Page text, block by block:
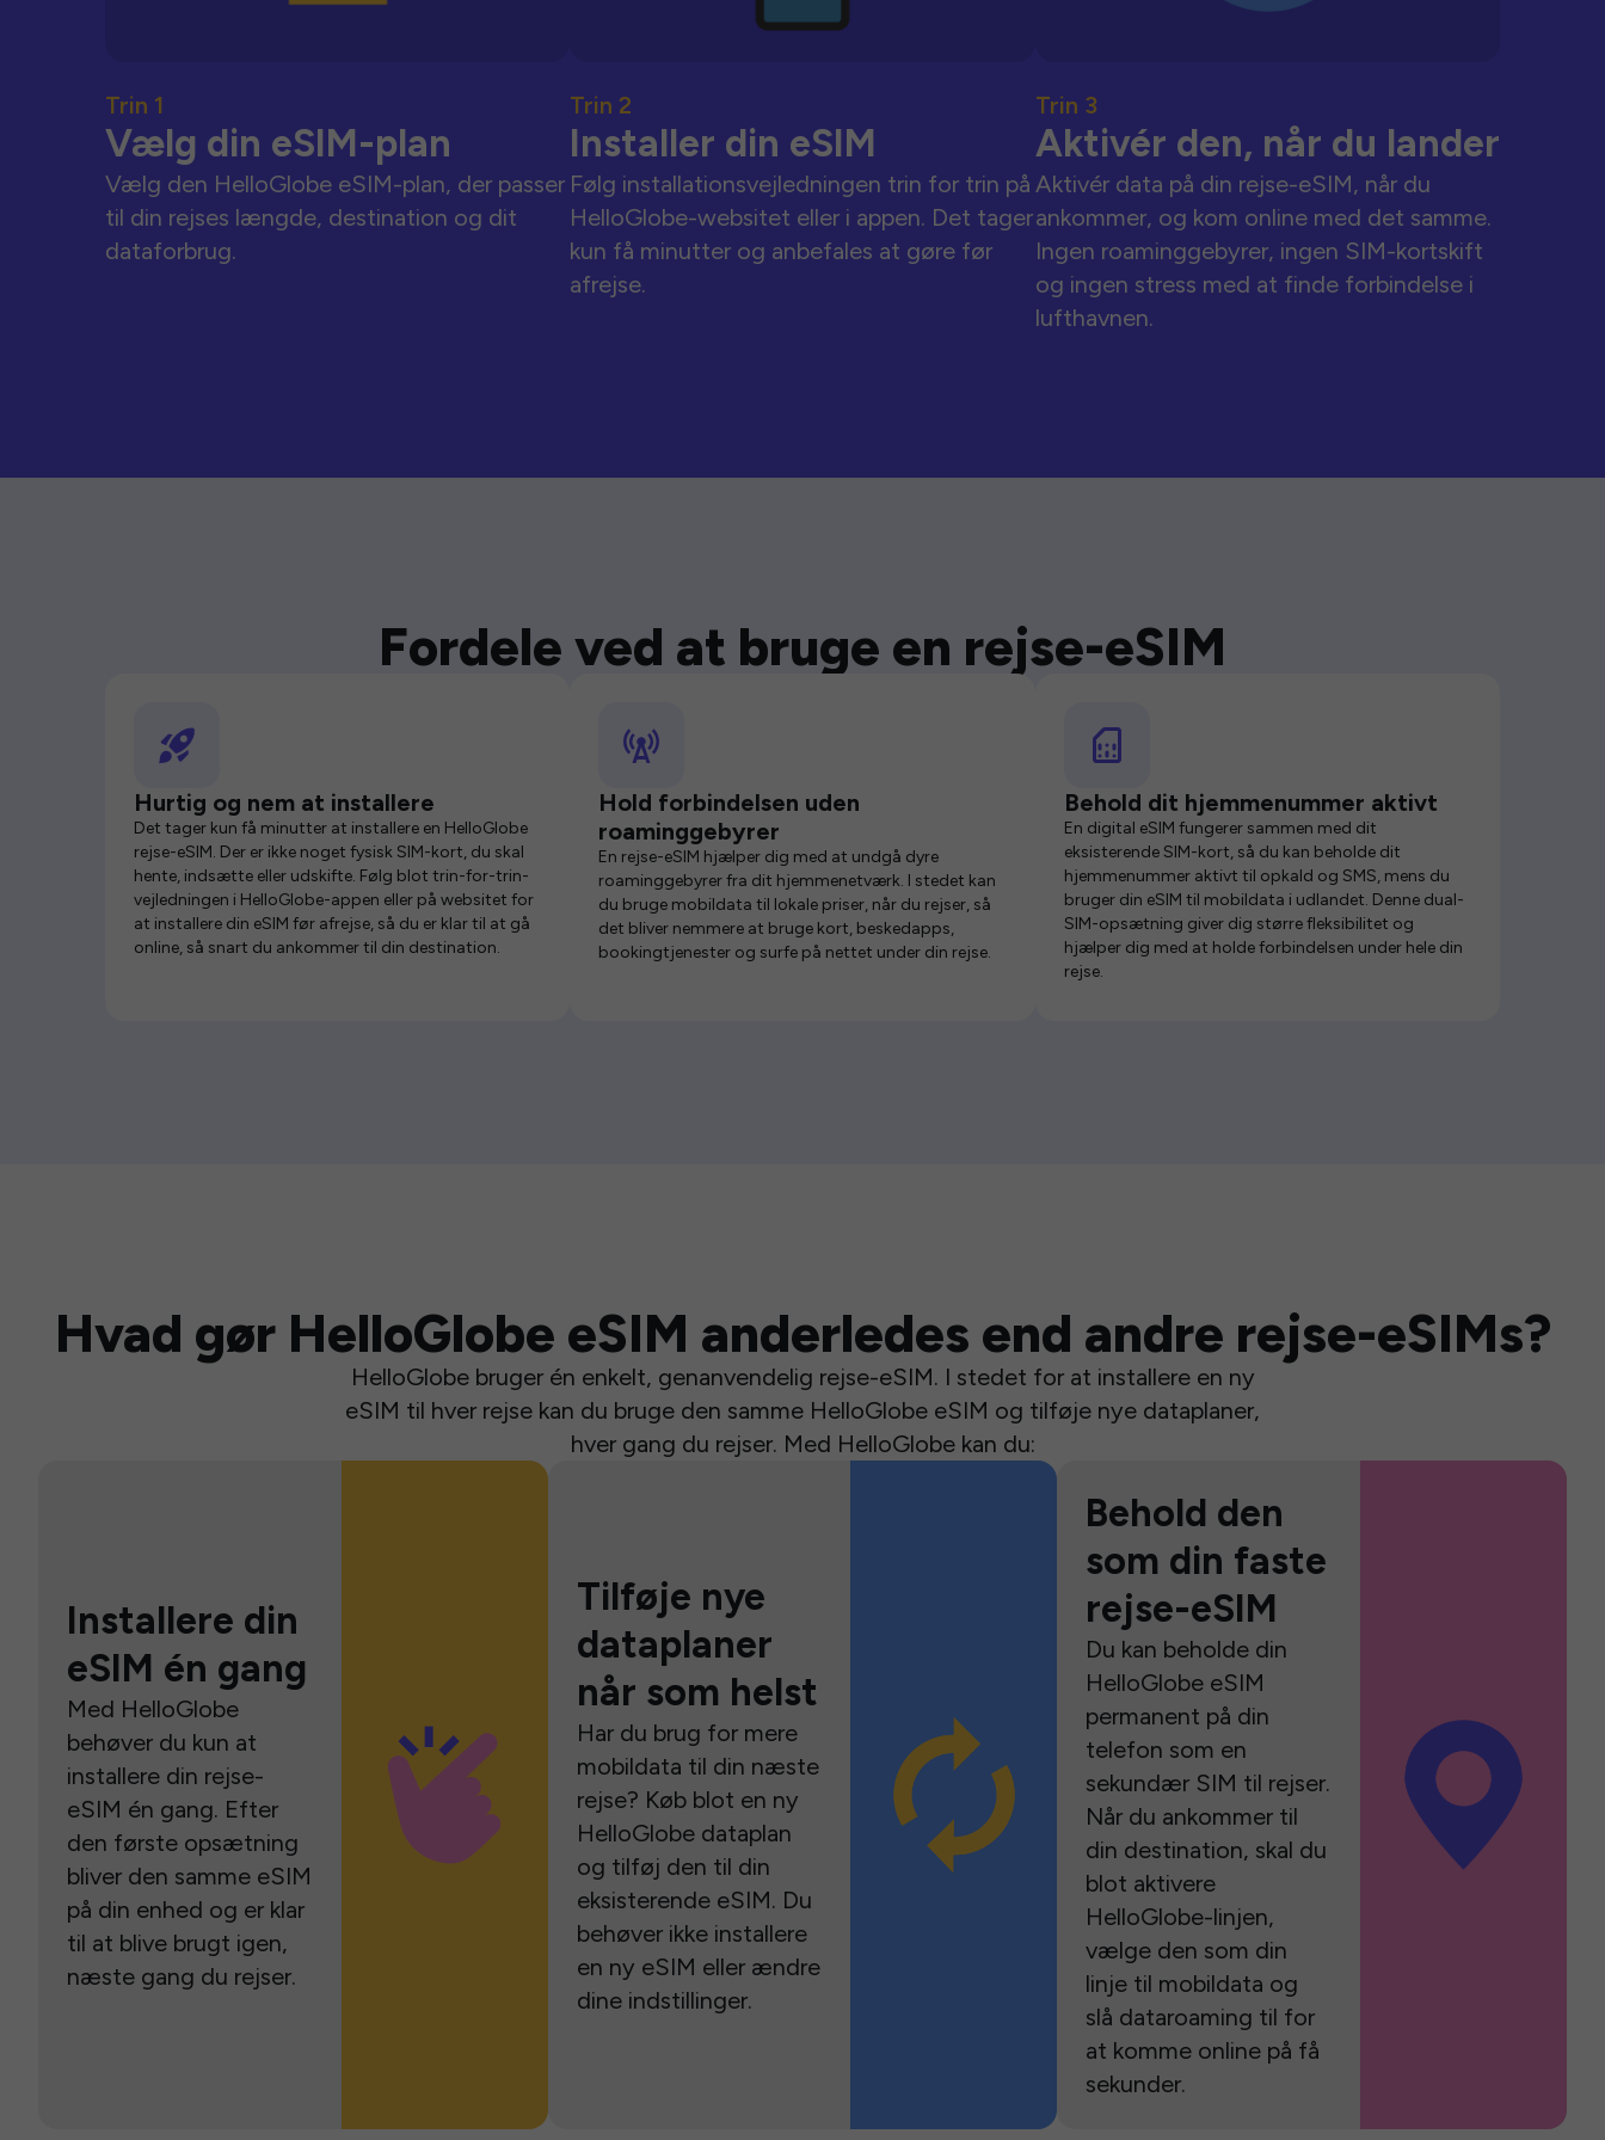
Trin 1
Vælg din eSIM-plan
Vælg den HelloGlobe eSIM-plan, der passer
til din rejses længde, destination og dit
dataforbrug.
Trin 2
Installer din eSIM
Følg installationsvejledningen trin for trin på
HelloGlobe-websitet eller i appen. Det tager
kun få minutter og anbefales at gøre før
afrejse.
Trin 3
Aktivér den, når du lander
Aktivér data på din rejse-eSIM, når du
ankommer, og kom online med det samme.
Ingen roaminggebyrer, ingen SIM-kortskift
og ingen stress med at finde forbindelse i
lufthavnen.
Fordele ved at bruge en rejse-eSIM
Hurtig og nem at installere
Det tager kun få minutter at installere en HelloGlobe
rejse-eSIM. Der er ikke noget fysisk SIM-kort, du skal
hente, indsætte eller udskifte. Følg blot trin-for-trin-
vejledningen i HelloGlobe-appen eller på websitet for
at installere din eSIM før afrejse, så du er klar til at gå
online, så snart du ankommer til din destination.
Hold forbindelsen uden
roaminggebyrer
En rejse-eSIM hjælper dig med at undgå dyre
roaminggebyrer fra dit hjemmenetværk. I stedet kan
du bruge mobildata til lokale priser, når du rejser, så
det bliver nemmere at bruge kort, beskedapps,
bookingtjenester og surfe på nettet under din rejse.
Behold dit hjemmenummer aktivt
En digital eSIM fungerer sammen med dit
eksisterende SIM-kort, så du kan beholde dit
hjemmenummer aktivt til opkald og SMS, mens du
bruger din eSIM til mobildata i udlandet. Denne dual-
SIM-opsætning giver dig større fleksibilitet og
hjælper dig med at holde forbindelsen under hele din
rejse.
Hvad gør HelloGlobe eSIM anderledes end andre rejse-eSIMs?
HelloGlobe bruger én enkelt, genanvendelig rejse-eSIM. I stedet for at installere en ny
eSIM til hver rejse kan du bruge den samme HelloGlobe eSIM og tilføje nye dataplaner,
hver gang du rejser. Med HelloGlobe kan du:
Installere din
eSIM én gang
Med HelloGlobe
behøver du kun at
installere din rejse-
eSIM én gang. Efter
den første opsætning
bliver den samme eSIM
på din enhed og er klar
til at blive brugt igen,
næste gang du rejser.
Tilføje nye
dataplaner
når som helst
Har du brug for mere
mobildata til din næste
rejse? Køb blot en ny
HelloGlobe dataplan
og tilføj den til din
eksisterende eSIM. Du
behøver ikke installere
en ny eSIM eller ændre
dine indstillinger.
Behold den
som din faste
rejse-eSIM
Du kan beholde din
HelloGlobe eSIM
permanent på din
telefon som en
sekundær SIM til rejser.
Når du ankommer til
din destination, skal du
blot aktivere
HelloGlobe-linjen,
vælge den som din
linje til mobildata og
slå dataroaming til for
at komme online på få
sekunder.